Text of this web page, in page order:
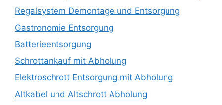
Regalsystem Demontage und Entsorgung
Gastronomie Entsorgung
Batterieentsorgung
Schrottankauf mit Abholung
Elektroschrott Entsorgung mit Abholung
Altkabel und Altschrott Abholung